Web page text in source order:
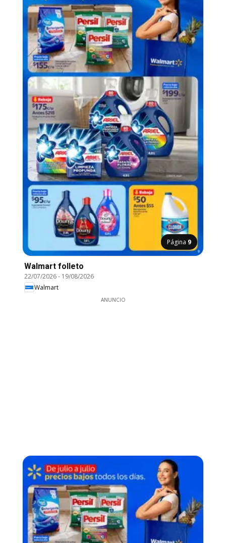
Página 9
Walmart folleto
22/07/2026- 19/08/2026
Walmart
ANUNCIO